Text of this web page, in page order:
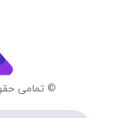
© تمامی